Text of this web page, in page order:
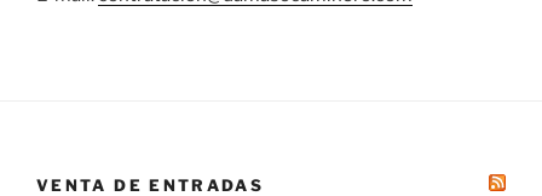
VENTA DE ENTRADAS